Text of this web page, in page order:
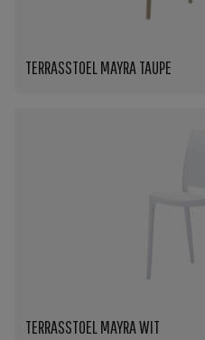
TERRASSTOEL MAYRA TAUPE
TERRASSTOEL MAYRA WIT